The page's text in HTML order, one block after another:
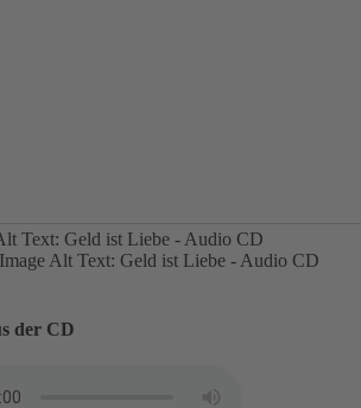
Text: Geld ist Liebe - Audio CD
Image Alt Text: Geld ist Liebe - Audio CD
der CD